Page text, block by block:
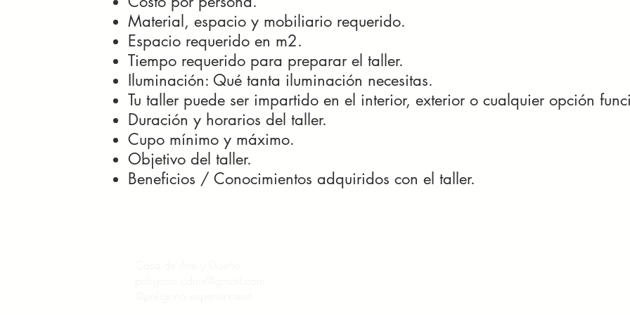
Material, espacio y mobiliario requerido.
Espacio requerido en m2.
Tiempo requerido para preparar el taller.
Iluminación: Qué tanta iluminación necesitas.
Tu taller puede ser impartido en el interior, exterior o cualquier opción
Duración y horarios del taller.
Cupo mínimo y máximo.
Objetivo del taller.
Beneficios / Conocimientos adquiridos con el taller.